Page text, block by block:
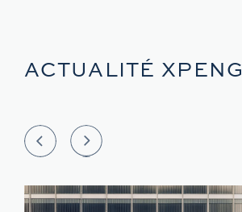
ACTUALITÉ XPENG